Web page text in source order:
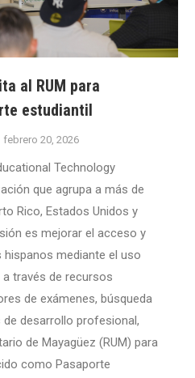
al RUM para
estudiantil
febrero 20, 2026
Technology
que agrupa a más de
Rico, Estados Unidos y
es mejorar el acceso y
mediante el uso
través de recursos
de exámenes, búsqueda
desarrollo profesional,
de Mayagüez (RUM) para
como Pasaporte